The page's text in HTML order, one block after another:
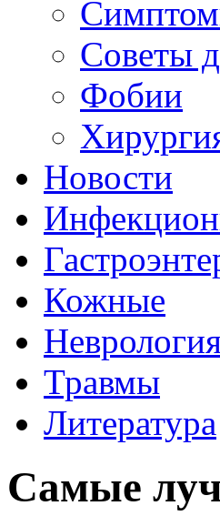
Советы
Фобии
Новости
Кожные
Травмы
Литература
Самые